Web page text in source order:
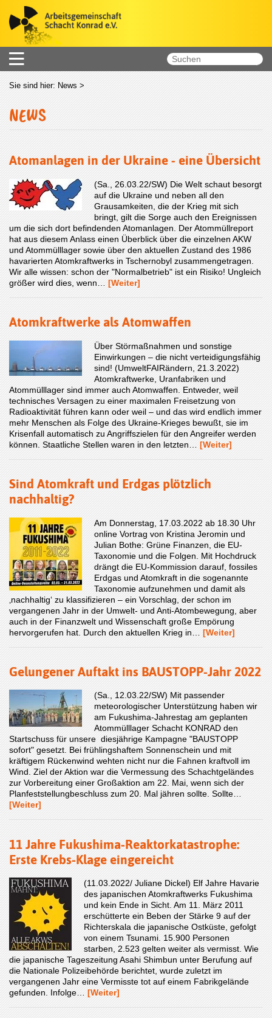
Sie sind hier: News >
NEWS
Atomanlagen in der Ukraine - eine Übersicht
(Sa., 26.03.22/SW) Die Welt schaut besorgt
auf die Ukraine und neben all den
Grausamkeiten, die der Krieg mit sich
bringt, gilt die Sorge auch den Ereignissen
um die sich dort befindenden Atomanlagen. Der Atommüllreport
hat aus diesem Anlass einen Überblick über die einzelnen AKW
und Atommülllager sowie über den aktuellen Zustand des 1986
havarierten Atomkraftwerks in Tschernobyl zusammengetragen.
Wir alle wissen: schon der "Normalbetrieb" ist ein Risiko! Ungleich
größer wird dies, wenn… [Weiter]
Atomkraftwerke als Atomwaffen
Über Störmaßnahmen und sonstige
Einwirkungen – die nicht verteidigungsfähig
sind! (UmweltFAIRändern, 21.3.2022)
Atomkraftwerke, Uranfabriken und
Atommülllager sind immer auch Atomwaffen. Entweder, weil
technisches Versagen zu einer maximalen Freisetzung von
Radioaktivität führen kann oder weil – und das wird endlich immer
mehr Menschen als Folge des Ukraine-Krieges bewußt, sie im
Krisenfall automatisch zu Angriffszielen für den Angreifer werden
können. Staatliche Stellen waren in den letzten… [Weiter]
Sind Atomkraft und Erdgas plötzlich
nachhaltig?
Am Donnerstag, 17.03.2022 ab 18.30 Uhr
online Vortrag von Kristina Jeromin und
Julian Bothe: Grüne Finanzen, die EU-
Taxonomie und die Folgen. Mit Hochdruck
drängt die EU-Kommission darauf, fossiles
Erdgas und Atomkraft in die sogenannte
Taxonomie aufzunehmen und damit als
‚nachhaltig‘ zu klassifizieren – ein Vorschlag, der schon im
vergangenen Jahr in der Umwelt- und Anti-Atombewegung, aber
auch in der Finanzwelt und Wissenschaft große Empörung
hervorgerufen hat. Durch den aktuellen Krieg in… [Weiter]
Gelungener Auftakt ins BAUSTOPP-Jahr 2022
(Sa., 12.03.22/SW) Mit passender
meteorologischer Unterstützung haben wir
am Fukushima-Jahrestag am geplanten
Atommülllager Schacht KONRAD den
Startschuss für unsere diesjährige Kampagne "BAUSTOPP
sofort" gesetzt. Bei frühlingshaftem Sonnenschein und mit
kräftigem Rückenwind wehten nicht nur die Fahnen kraftvoll im
Wind. Ziel der Aktion war die Vermessung des Schachtgeländes
zur Vorbereitung einer Großaktion am 22. Mai, wenn sich der
Planfeststellungbeschluss zum 20. Mal jähren sollte. Sollte…
[Weiter]
11 Jahre Fukushima-Reaktorkatastrophe:
Erste Krebs-Klage eingereicht
(11.03.2022/ Juliane Dickel) Elf Jahre Havarie
des japanischen Atomkraftwerks Fukushima
und kein Ende in Sicht. Am 11. März 2011
erschütterte ein Beben der Stärke 9 auf der
Richterskala die japanische Ostküste, gefolgt
von einem Tsunami. 15.900 Personen
starben, 2.523 gelten weiter als vermisst. Wie
die japanische Tageszeitung Asahi Shimbun unter Berufung auf
die Nationale Polizeibehörde berichtet, wurde zuletzt im
vergangenen Jahr eine Vermisste tot auf einem Fabrikgelände
gefunden. Infolge… [Weiter]